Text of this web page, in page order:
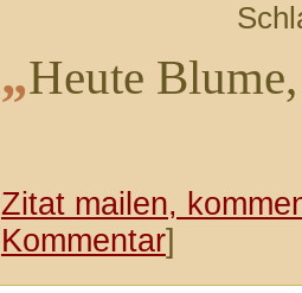
„Heute
Zitat mailen,
Kommentar]